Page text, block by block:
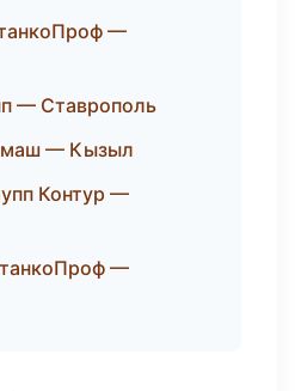
—
— Ставрополь
— Кызыл
Контур —
—